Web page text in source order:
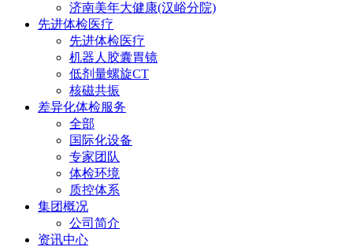
济南美年大健康(汉峪分院)
先进体检医疗
先进体检医疗
机器人胶囊胃镜
低剂量螺旋CT
核磁共振
差异化体检服务
全部
国际化设备
专家团队
体检环境
质控体系
集团概况
公司简介
资讯中心